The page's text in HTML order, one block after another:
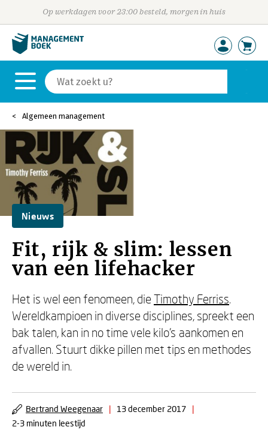
Op werkdagen voor 23:00 besteld, morgen in huis
Algemeen management
Nieuws
Fit, rijk & slim: lessen
van een lifehacker
Het is wel een fenomeen, die Timothy Ferriss.
Wereldkampioen in diverse disciplines, spreekt een
bak talen, kan in no time vele kilo’s aankomen en
afvallen. Stuurt dikke pillen met tips en methodes
de wereld in.
Bertrand Weegenaar | 13 december 2017
|
2-3 minuten leestijd